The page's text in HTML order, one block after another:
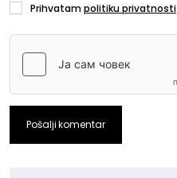
Prihvatampolitiku privatnosti
Pošalji komentar